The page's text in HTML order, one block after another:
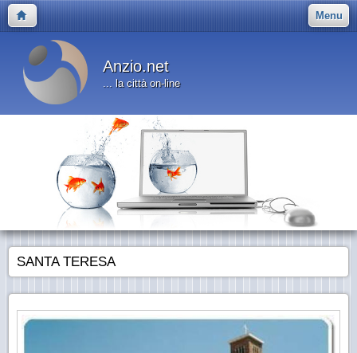
Menu
Anzio.net
... la città on-line
SANTA TERESA